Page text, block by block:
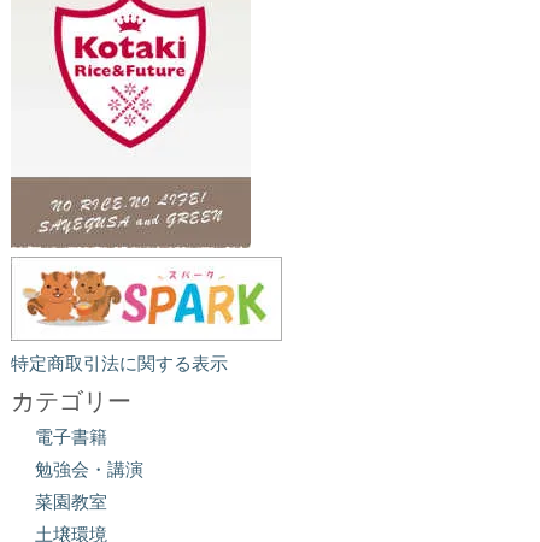
特定商取引法に関する表示
カテゴリー
電子書籍
勉強会・講演
菜園教室
土壌環境